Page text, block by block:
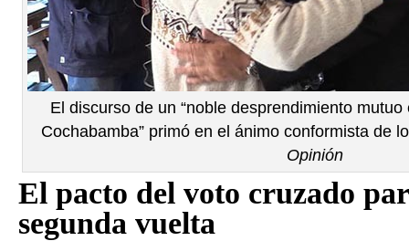
El discurso de un “noble desprendimiento
Cochabamba” primó en el ánimo conformista de
Opinión
El pacto del voto cruzado
segunda vuelta